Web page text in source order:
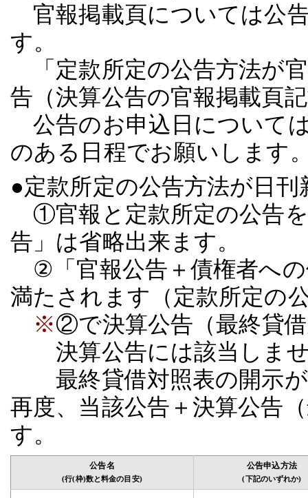
官報掲載頁については公
す。
「定款所定の公告方法が
告（決算公告の官報掲載頁
公告のお申込日について
のある日程でお願いします
●定款所定の公告方法が日
①官報と定款所定の公告
告」は省略出来ます。
②「官報公告＋債権者への
満たされます（定款所定の
※②で決算公告（最終貸
決算公告には該当しま
最終貸借対照表の開示が
再度、当該公告＋決算公告
す。
公告名
(行(枠)数と料金の目安)
公告申込方法
(下記のいずれか)